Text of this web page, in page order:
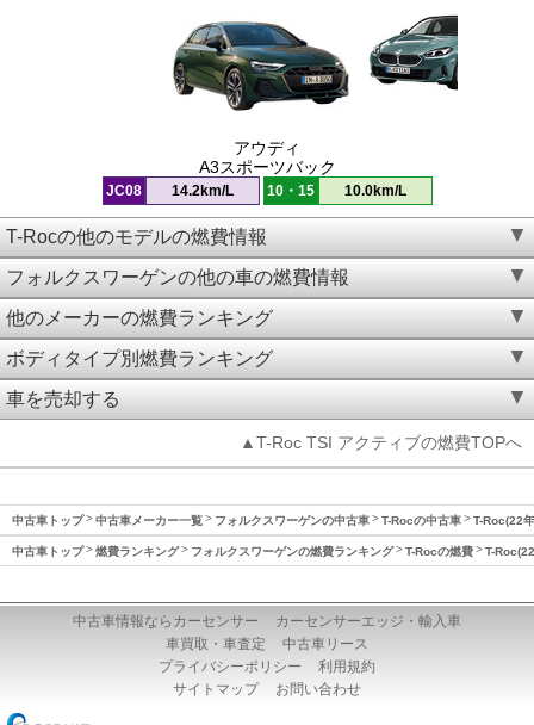
アウディ
A3スポーツバック
JC08 14.2km/L 10・15 10.0km/L
T-Rocの他のモデルの燃費情報
フォルクスワーゲンの他の車の燃費情報
他のメーカーの燃費ランキング
ボディタイプ別燃費ランキング
車を売却する
▲T-Roc TSI アクティブの燃費TOPへ
中古車トップ 中古車メーカー一覧 フォルクスワーゲンの中古車 T-Rocの中古車 T-Roc(22
中古車トップ 燃費ランキング フォルクスワーゲンの燃費ランキング T-Rocの燃費 T-
中古車情報ならカーセンサー
カーセンサーエッジ・輸入車
車買取・車査定
中古車リース
プライバシーポリシー
利用規約
サイトマップ
お問い合わせ